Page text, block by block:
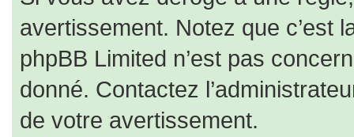
avertissement. Notez que c’est
phpBB Limited n’est pas
donné. Contactez
de votre avertissement.